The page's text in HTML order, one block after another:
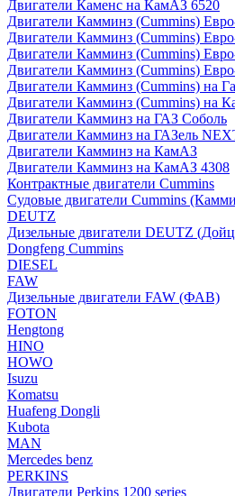
Двигатели Каменс на КамАЗ 6520
Двигатели Камминз (Cummins)
Двигатели Камминз (Cummins)
Двигатели Камминз (Cummins)
Двигатели Камминз (Cummins)
Двигатели Камминз (Cummins) на
Двигатели Камминз (Cummins) на
Двигатели Камминз на ГАЗ Соболь
Двигатели Камминз на ГАЗель
Двигатели Камминз на КамАЗ
Двигатели Камминз на КамАЗ 4308
Контрактные двигатели Cummins
Судовые двигатели Cummins
DEUTZ
Дизельные двигатели DEUTZ
Dongfeng Cummins
DIESEL
FAW
Дизельные двигатели FAW (ФАВ)
FOTON
Hengtong
HINO
HOWO
Isuzu
Komatsu
Huafeng Dongli
Kubota
MAN
Mercedes benz
PERKINS
Двигатели Perkins 1200 series